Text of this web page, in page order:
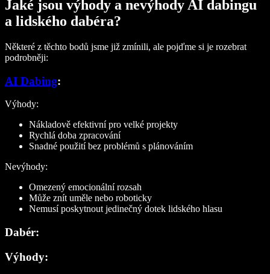
Jaké jsou výhody a nevýhody AI dabingu
a lidského dabéra?
Některé z těchto bodů jsme již zmínili, ale pojďme si je rozebrat
podrobněji:
AI Dabing:
Výhody:
Nákladově efektivní pro velké projekty
Rychlá doba zpracování
Snadné použití bez problémů s plánováním
Nevýhody:
Omezený emocionální rozsah
Může znít uměle nebo roboticky
Nemusí poskytnout jedinečný dotek lidského hlasu
Dabér:
Výhody: